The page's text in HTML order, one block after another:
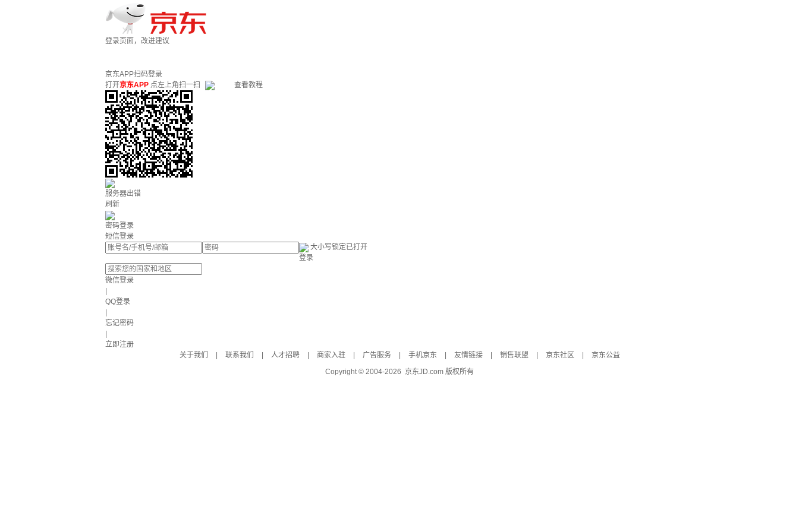
登录页面，改进建议
京东APP扫码登录
打开京东APP 点左上角扫一扫 查看教程
服务器出错
刷新
密码登录
短信登录
大小写锁定已打开
登录
微信登录
QQ登录
忘记密码
立即注册
关于我们
联系我们 人才招聘 商家入驻 广告服务 手机京东 友情链接 销售联盟 京东社区
京东公益
Copyright © 2004-2026 京东JD.com 版权所有